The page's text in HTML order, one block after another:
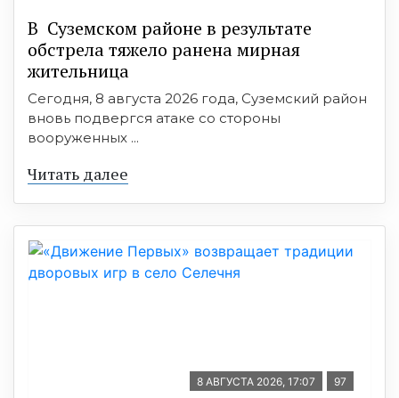
В Суземском районе в результате
обстрела тяжело ранена мирная
жительница
Сегодня, 8 августа 2026 года, Суземский район
вновь подвергся атаке со стороны
вооруженных ...
Читать далее
8 АВГУСТА 2026, 17:07 97